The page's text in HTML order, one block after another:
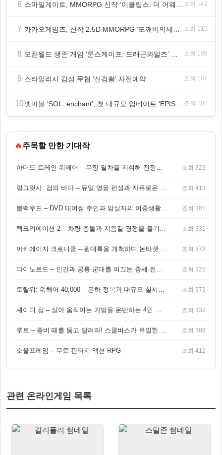
6 조회 142
7 조회 115
8 조회 108
9 스타일리시 감성 무협 ‘신검황’ 사전예약 조회 107
10 조회 102
🔥주목할 만한 기대작
아머드 트레인 워페어 – 무장 열차를 지휘해 전장을 돌파하는 생존 전투 게임 조회 323
랑그릿사: 검의 바다 – 듀얼 영웅 편성과 자유로운 탐험을 결합한 판타지 전략 RPG 조회 413
블랙우드 – DVD 대여점 주인과 암살자의 이중생활을 그린 3인칭 액션 스릴러 게임 조회 301
렉크리에이션 2 – 차량 충돌과 지름길 경쟁을 즐기는 오픈월드 아케이드 레이싱 게임 조회 331
아키에이지 크로니클 – 원대륙을 개척하며 논타겟 전투를 즐기는 오픈월드 MMORPG 조회 372
다이노로드 – 인간과 공룡 군대를 이끄는 중세 전략 액션 RPG 조회 322
토탈워: 워해머 40,000 – 은하 정복과 대규모 실시간 전투가 결합된 전략 게임! 조회 373
셰이디 잡 – 살아 움직이는 가방을 운반하는 4인 협동 물리 어드벤처 게임 조회 332
루트 – 좀비 떼를 뚫고 달려라! 스쿨버스가 유일한 집이 되는 4인 협동 생존 게임 조회 389
소울프레임 – 무료 판타지 액션 RPG 조회 412
관련 온라인게임 목록